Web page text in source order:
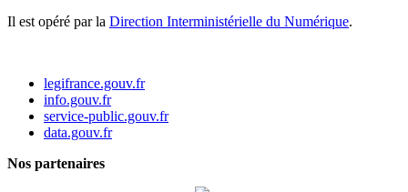
Il est opéré par la Direction Interministérielle du Numérique.
legifrance.gouv.fr
info.gouv.fr
service-public.gouv.fr
data.gouv.fr
Nos partenaires